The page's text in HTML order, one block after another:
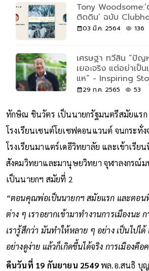
Tony
ติดดิน’ ฉบับ
03 มี.ค. 2564 136
เศรษฐา ทวีสิน “ปัญ
เยอะจริง แต่อย่าเป็
แห” - Inspiring
29 ก.ค. 2565 53
ทักษิณ ชินวัตร เป็นนายกรัฐมนตรีสมัยแร
โรงเรียนเซนต์โยเซฟคอนแวนต์ จนกระทั่
โรงเรียนมาแตร์เดอีวิทยาลัย และเข้าเรีย
สังคมวิทยาและมานุษยวิทยา จุฬาลงกรณ์
เป็นนายกฯ สมัยที่ 2
“ตอนคุณพ่อเป็นนายกฯ สมัยแรก และตอน
ต่าง ๆ เราอยากเข้ามาทำงานการเมืองนะ
เรารู้สึกว่า มันทำให้หลาย ๆ อย่าง เป็นไป
อย่างดูง่าย แล้วก็เกิดขึ้นได้จริง การเมืองคือ
คืนวันที่ 19 กันยายน 2549พล.อ.สนธิ บุ